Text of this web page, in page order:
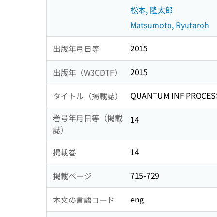
松本, 隆太郎
Matsumoto, Ryutaroh
出版年月日等 2015
出版年（W3CDTF） 2015
タイトル（掲載誌）
QUANTUM INF
巻号年月日等（掲載
誌）
14
掲載巻 14
掲載ページ 715-729
本文の言語コード eng